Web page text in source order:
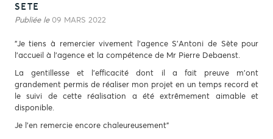
SETE
Publiée le09 MARS 2022
"Je tiens à remercier vivement l'agence S'Antoni de Sète pour
l'accueil à l'agence et la compétence de Mr Pierre Debaenst.
La gentillesse et l'efficacité dont il a fait preuve m'ont
grandement permis de réaliser mon projet en un temps record et
le suivi de cette réalisation a été extrêmement aimable et
disponible.
Je l'en remercie encore chaleureusement"